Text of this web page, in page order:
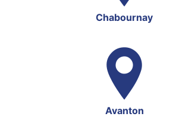
Chabournay
Avanton